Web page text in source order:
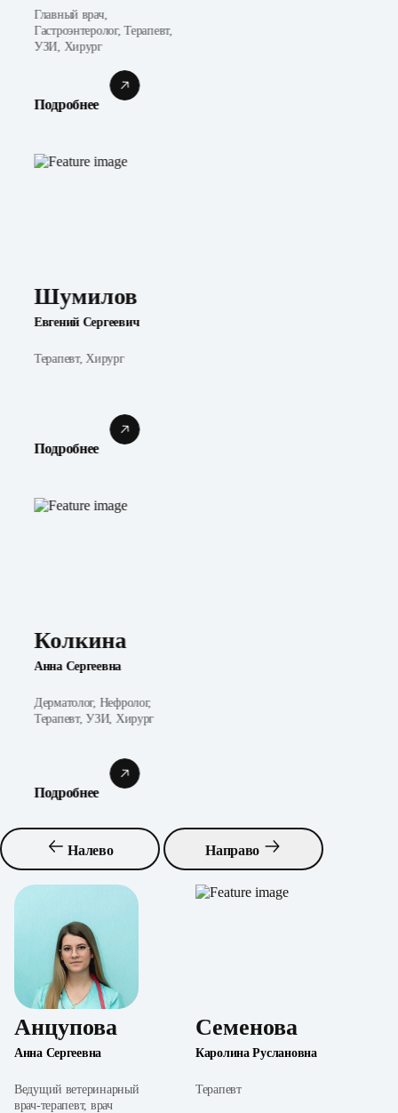
Главный врач,
Гастроэнтеролог, Терапевт,
УЗИ, Хирург
Подробнее
Шумилов
Евгений Сергеевич
Терапевт, Хирург
Подробнее
Колкина
Анна Сергеевна
Дерматолог, Нефролог,
Терапевт, УЗИ, Хирург
Подробнее
Налево Направо
Анцупова
Анна Сергеевна
Ведущий ветеринарный
врач-терапевт, врач
Семенова
Каролина Руслановна
Терапевт